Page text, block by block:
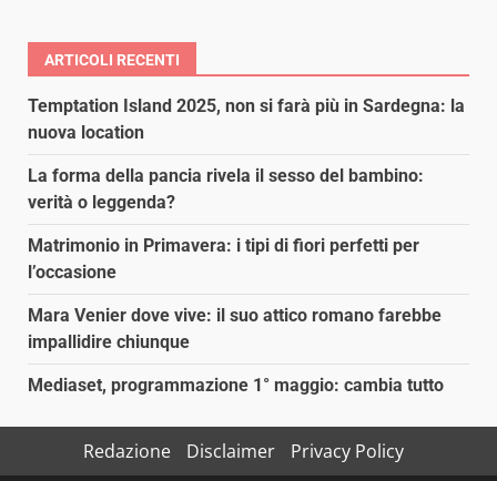
ARTICOLI RECENTI
Temptation Island 2025, non si farà più in Sardegna: la
nuova location
La forma della pancia rivela il sesso del bambino:
verità o leggenda?
Matrimonio in Primavera: i tipi di fiori perfetti per
l’occasione
Mara Venier dove vive: il suo attico romano farebbe
impallidire chiunque
Mediaset, programmazione 1° maggio: cambia tutto
Redazione Disclaimer Privacy Policy